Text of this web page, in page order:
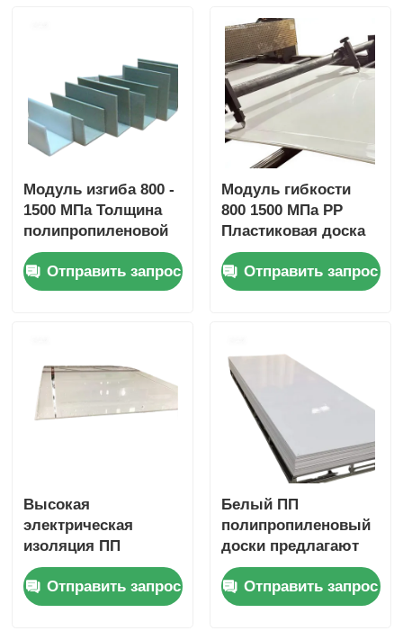
Модуль изгиба 800 -
1500 МПа Толщина
полипропиленовой
доски PP обычно
составляет от 1 мм
до 20 мм Идеально
Отправить запрос
Модуль гибкости
800 1500 МПа PP
Пластиковая доска
Полипропиленовый
лист устойчивый к
кислотам Прочный
веществ
Отправить запрос
Высокая
электрическая
изоляция ПП
толщина
пластиковой доски
обычно колеблется
Отправить запрос
Белый ПП
полипропиленовый
доски предлагают
отличную
химическую
устойчивость
Отправить запрос